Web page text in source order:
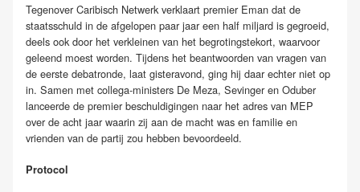
Tegenover Caribisch Netwerk verklaart premier Eman dat de
staatsschuld in de afgelopen paar jaar een half miljard is gegroeid,
deels ook door het verkleinen van het begrotingstekort, waarvoor
geleend moest worden. Tijdens het beantwoorden van vragen van
de eerste debatronde, laat gisteravond, ging hij daar echter niet op
in. Samen met collega-ministers De Meza, Sevinger en Oduber
lanceerde de premier beschuldigingen naar het adres van MEP
over de acht jaar waarin zij aan de macht was en familie en
vrienden van de partij zou hebben bevoordeeld.
Protocol